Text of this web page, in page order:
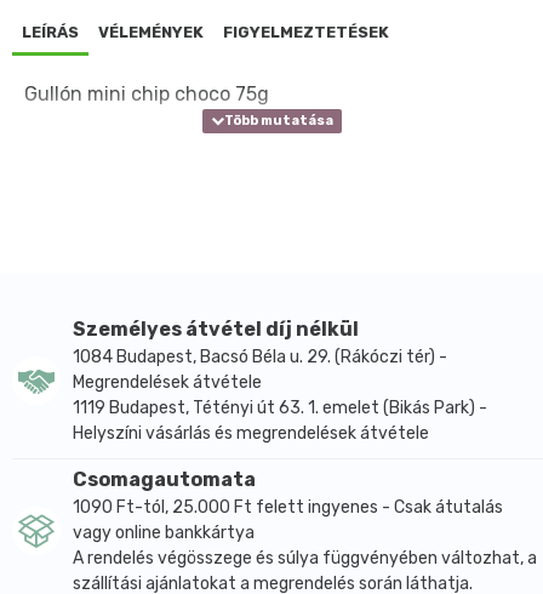
LEÍRÁS VÉLEMÉNYEK FIGYELMEZTETÉSEK
Gullón mini chip choco 75g
Személyes átvétel díj nélkül
1084 Budapest, Bacsó Béla u. 29. (Rákóczi tér) -
Megrendelések átvétele
1119 Budapest, Tétényi út 63. 1. emelet (Bikás Park) -
Helyszíni vásárlás és megrendelések átvétele
Csomagautomata
1090 Ft-tól, 25.000 Ft felett ingyenes - Csak átutalás
vagy online bankkártya
A rendelés végösszege és súlya függvényében változhat, a
szállítási ajánlatokat a megrendelés során láthatja.